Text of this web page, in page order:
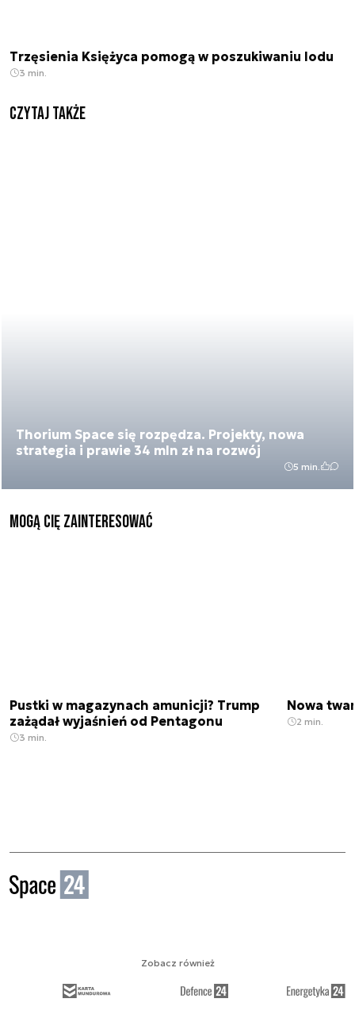
Trzęsienia Księżyca pomogą w poszukiwaniu lodu
3 min.
Czytaj także
Thorium Space się rozpędza. Projekty, nowa
strategia i prawie 34 mln zł na rozwój
5 min.
Mogą Cię zainteresować
Pustki w magazynach amunicji? Trump
zażądał wyjaśnień od Pentagonu
3 min.
Nowa
2 min.
Zobacz również